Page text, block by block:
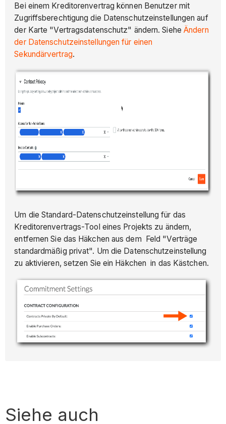
Bei einem Kreditorenvertrag können Benutzer mit
Zugriffsberechtigung die Datenschutzeinstellungen auf
der Karte "Vertragsdatenschutz" ändern. Siehe Ändern
der Datenschutzeinstellungen für einen
Sekundärvertrag.
Um die Standard-Datenschutzeinstellung für das
Kreditorenvertrags-Tool eines Projekts zu ändern,
entfernen Sie das Häkchen aus dem Feld "Verträge
standardmäßig privat". Um die Datenschutzeinstellung
zu aktivieren, setzen Sie ein Häkchen in das Kästchen.
Siehe auch